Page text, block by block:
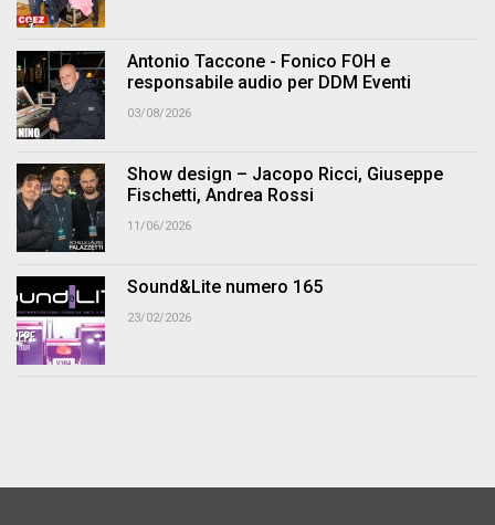
Antonio Taccone - Fonico FOH e
responsabile audio per DDM Eventi
03/08/2026
Show design – Jacopo Ricci, Giuseppe
Fischetti, Andrea Rossi
11/06/2026
Sound&Lite numero 165
23/02/2026